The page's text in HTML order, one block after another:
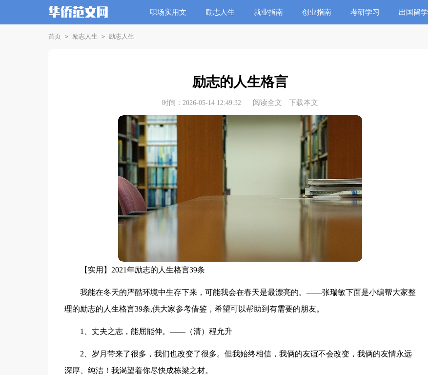
职场实用文 励志人生 就业指南 创业指南 考研学习 出国留学
首页 > 励志人生 > 励志人生
励志的人生格言
时间：2026-05-14 12:49:32 阅读全文 下载本文
【实用】2021年励志的人生格言39条
我能在冬天的严酷环境中生存下来，可能我会在春天是最漂亮的。——张瑞敏下面是小编帮大家整
理的励志的人生格言39条,供大家参考借鉴，希望可以帮助到有需要的朋友。
1、丈夫之志，能屈能伸。——（清）程允升
2、岁月带来了很多，我们也改变了很多。但我始终相信，我俩的友谊不会改变，我俩的友情永远
深厚、纯洁！我渴望着你尽快成栋梁之材。